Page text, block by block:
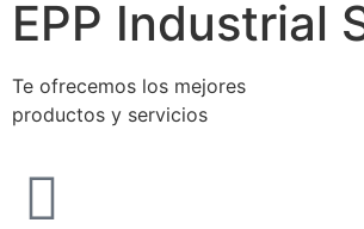
EPP Industrial
Te ofrecemos los mejores
productos y servicios